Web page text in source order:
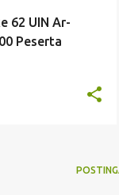
62 UIN Ar-
Peserta